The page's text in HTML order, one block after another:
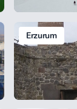
Erzurum